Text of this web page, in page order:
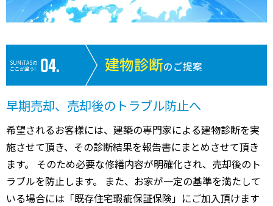
SUMiTASの
ここが違う!
建物診断のご提案
早期売却、売却後のトラブル防止へ
希望されるお客様には、建築の専門家による建物診断を実
施させて頂き、その診断結果を報告書にまとめさせて頂き
ます。 そのため必要な修繕内容が明確化され、売却後のト
ラブルを防止します。 また、お家が一定の基準を満たして
いる場合には「既存住宅瑕疵保証保険」にご加入頂けます